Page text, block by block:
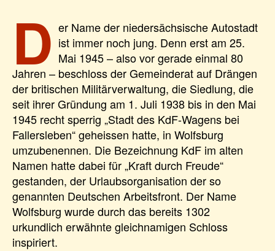
D er Name der niedersächsische Autostadt
ist immer noch jung. Denn erst am 25.
Mai 1945 – also vor gerade einmal 80
Jahren – beschloss der Gemeinderat auf Drängen
der britischen Militärverwaltung, die Siedlung, die
seit ihrer Gründung am 1. Juli 1938 bis in den Mai
1945 recht sperrig „Stadt des KdF-Wagens bei
Fallersleben“ geheissen hatte, in Wolfsburg
umzubenennen. Die Bezeichnung KdF im alten
Namen hatte dabei für „Kraft durch Freude“
gestanden, der Urlaubsorganisation der so
genannten Deutschen Arbeitsfront. Der Name
Wolfsburg wurde durch das bereits 1302
urkundlich erwähnte gleichnamigen Schloss
inspiriert.